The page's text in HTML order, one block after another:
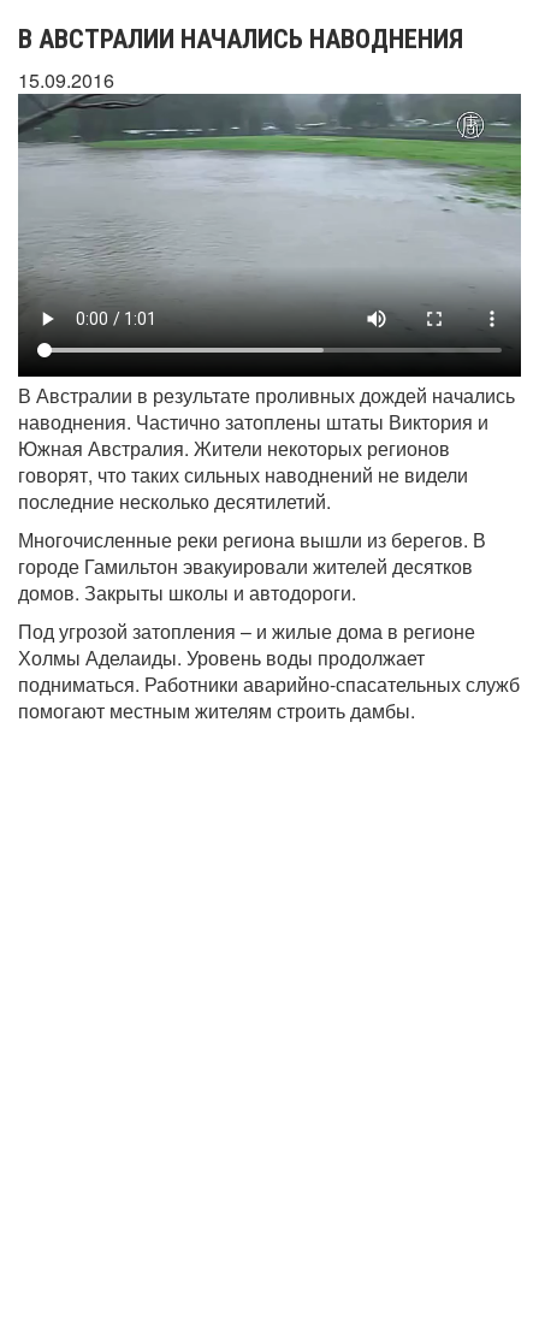
В АВСТРАЛИИ НАЧАЛИСЬ НАВОДНЕНИЯ
15.09.2016
В Австралии в результате проливных дождей начались
наводнения. Частично затоплены штаты Виктория и
Южная Австралия. Жители некоторых регионов
говорят, что таких сильных наводнений не видели
последние несколько десятилетий.
Многочисленные реки региона вышли из берегов. В
городе Гамильтон эвакуировали жителей десятков
домов. Закрыты школы и автодороги.
Под угрозой затопления – и жилые дома в регионе
Холмы Аделаиды. Уровень воды продолжает
подниматься. Работники аварийно-спасательных служб
помогают местным жителям строить дамбы.